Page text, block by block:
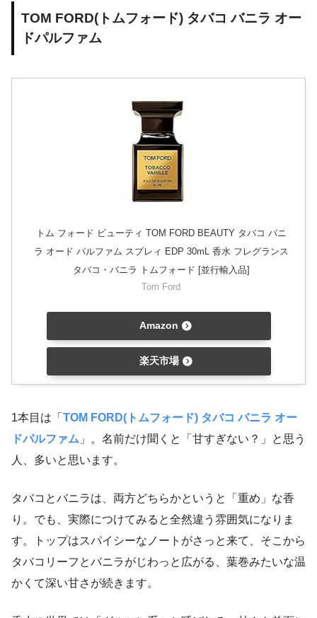
TOM FORD(トムフォード) タバコ バニラ オー
ドパルファム
トム フォード ビューティ TOM FORD BEAUTY タバコ バニ
ラ オード パルファム スプレィ EDP 30mL 香水 フレグランス
タバコ・バニラ トムフォード [並行輸入品]
Tom Ford
Amazon
楽天市場
1本目は「 TOM FORD(トムフォード) タバコ バニラ オー
ドパルファム 」。名前だけ聞くと「甘すぎない？」と思う
人、多いと思います。
タバコとバニラは、両方どちらかというと「重め」な香
り。でも、実際につけてみると全然違う雰囲気になりま
す。トップはスパイシーなノートがさっと来て、そこから
タバコリーフとバニラがじわっと広がる、葉巻みたいな温
かくて深い甘さが続きます。